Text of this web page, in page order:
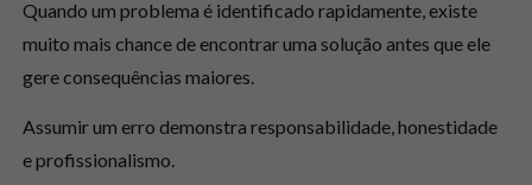
Quando um problema é identificado rapidamente, existe
muito mais chance de encontrar uma solução antes que ele
gere consequências maiores.
Assumir um erro demonstra responsabilidade, honestidade
e profissionalismo.